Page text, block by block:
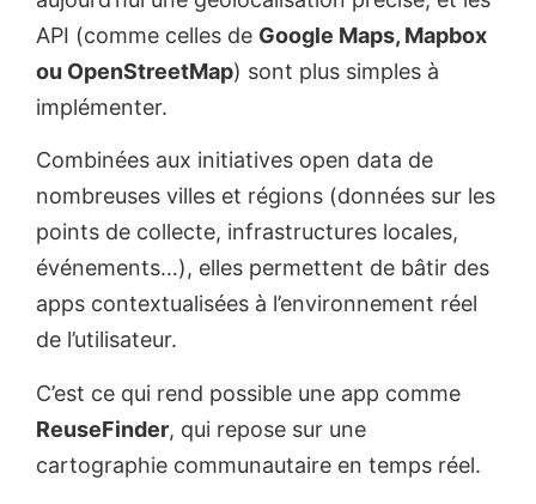
API (comme celles de Google Maps, Mapbox
ou OpenStreetMap) sont plus simples à
implémenter.
Combinées aux initiatives open data de
nombreuses villes et régions (données sur les
points de collecte, infrastructures locales,
événements…), elles permettent de bâtir des
apps contextualisées à l’environnement réel
de l’utilisateur.
C’est ce qui rend possible une app comme
ReuseFinder, qui repose sur une
cartographie communautaire en temps réel.